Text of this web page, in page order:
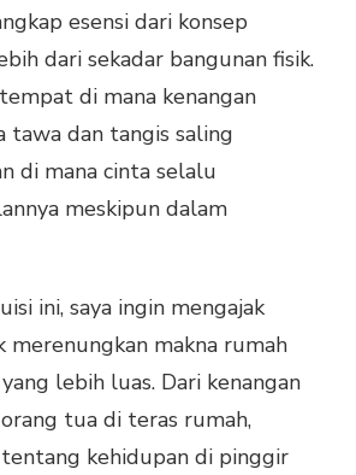
esensi dari konsep
dari sekadar bangunan fisik.
di mana kenangan
tawa dan tangis saling
di mana cinta selalu
meskipun dalam
ini, saya ingin mengajak
merenungkan makna rumah
lebih luas. Dari kenangan
tua di teras rumah,
kehidupan di pinggir